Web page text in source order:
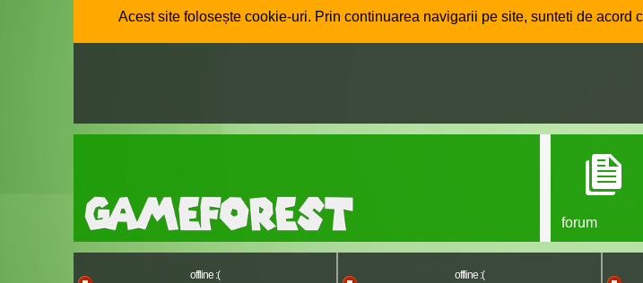
Acest site folosește cookie-uri. Prin continuarea navigarii pe site, sunteti de acord
forum
offline :( offline :(